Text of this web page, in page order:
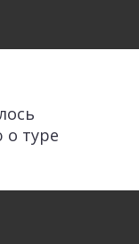
туре